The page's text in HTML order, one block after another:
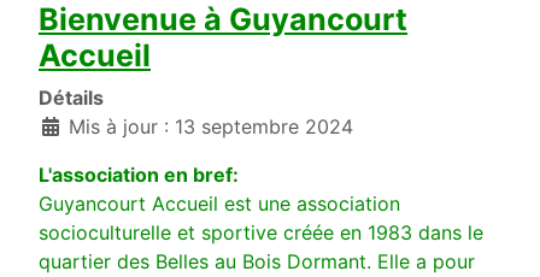
Bienvenue à Guyancourt
Accueil
Détails
Mis à jour : 13 septembre 2024
L'association en bref:
Guyancourt Accueil est une association
socioculturelle et sportive créée en 1983 dans le
quartier des Belles au Bois Dormant. Elle a pour